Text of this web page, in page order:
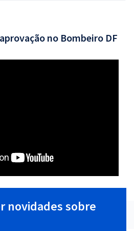
no Bombeiro DF
novidades sobre